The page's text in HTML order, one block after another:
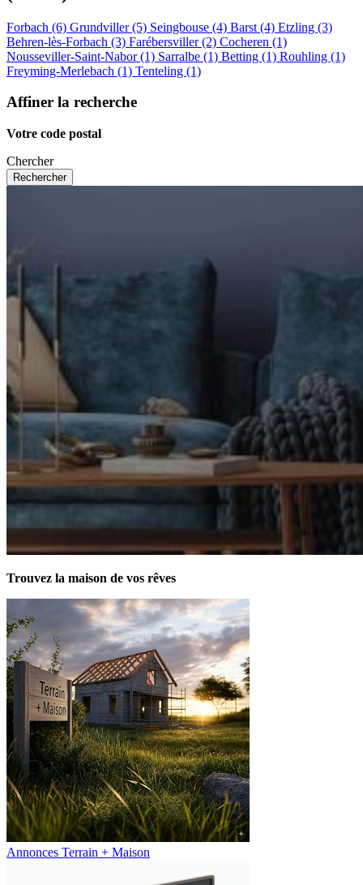
Forbach (6) Grundviller (5) Seingbouse (4) Barst (4) Etzling (3)
Behren-lès-Forbach (3) Farébersviller (2) Cocheren (1)
Nousseviller-Saint-Nabor (1) Sarralbe (1) Betting (1) Rouhling (1)
Freyming-Merlebach (1) Tenteling (1)
Affiner la recherche
Votre code postal
Chercher
Trouvez la maison de vos rêves
Annonces Terrain + Maison